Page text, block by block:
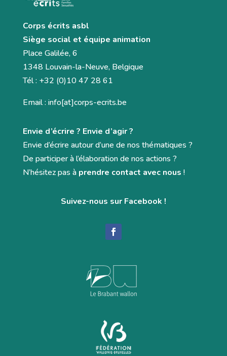
Corps écrits asbl
Siège social et équipe animation
Place Galilée, 6
1348 Louvain-la-Neuve, Belgique
Tél : +32 (0)10 47 28 61
Email : info[at]corps-ecrits.be
Envie d’écrire ? Envie d’agir ?
Envie d’écrire autour d’une de nos thématiques ?
De participer à l’élaboration de nos actions ?
N’hésitez pas à prendre contact avec nous !
Suivez-nous sur Facebook !